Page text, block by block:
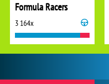
Formula Racers
3 164x